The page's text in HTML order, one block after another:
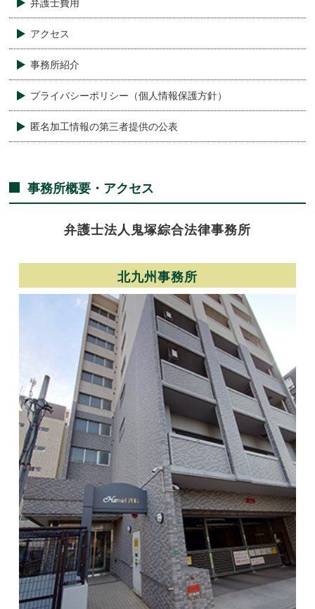
弁護士費用
アクセス
事務所紹介
プライバシーポリシー（個人情報保護方針）
匿名加工情報の第三者提供の公表
事務所概要・アクセス
弁護士法人 鬼塚綜合法律事務所
北九州事務所